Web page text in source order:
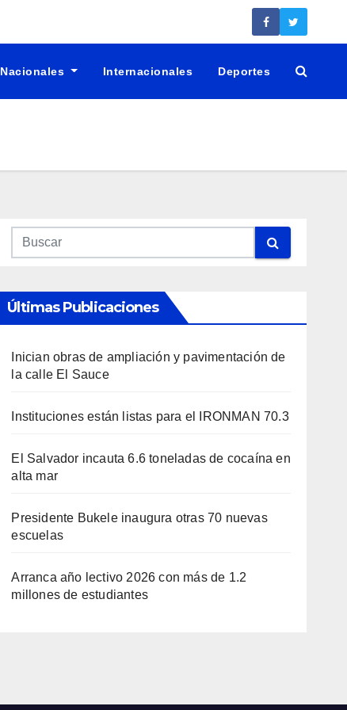
Nacionales Internacionales Deportes
Últimas Publicaciones
Inician obras de ampliación y pavimentación de
la calle El Sauce
Instituciones están listas para el IRONMAN 70.3
El Salvador incauta 6.6 toneladas de cocaína en
alta mar
Presidente Bukele inaugura otras 70 nuevas
escuelas
Arranca año lectivo 2026 con más de 1.2
millones de estudiantes